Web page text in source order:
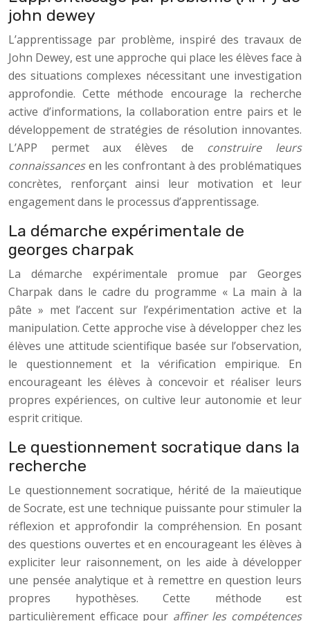
john dewey
L’apprentissage par problème, inspiré des travaux de
John Dewey, est une approche qui place les élèves face à
des situations complexes nécessitant une investigation
approfondie. Cette méthode encourage la recherche
active d’informations, la collaboration entre pairs et le
développement de stratégies de résolution innovantes.
L’APP permet aux élèves de construire leurs
connaissancesen les confrontant à des problématiques
concrètes, renforçant ainsi leur motivation et leur
engagement dans le processus d’apprentissage.
La démarche expérimentale de
georges charpak
La démarche expérimentale promue par Georges
Charpak dans le cadre du programme « La main à la
pâte » met l’accent sur l’expérimentation active et la
manipulation. Cette approche vise à développer chez les
élèves une attitude scientifique basée sur l’observation,
le questionnement et la vérification empirique. En
encourageant les élèves à concevoir et réaliser leurs
propres expériences, on cultive leur autonomie et leur
esprit critique.
Le questionnement socratique dans la
recherche
Le questionnement socratique, hérité de la maïeutique
de Socrate, est une technique puissante pour stimuler la
réflexion et approfondir la compréhension. En posant
des questions ouvertes et en encourageant les élèves à
expliciter leur raisonnement, on les aide à développer
une pensée analytique et à remettre en question leurs
propres hypothèses. Cette méthode est
particulièrement efficace pour affiner les compétences